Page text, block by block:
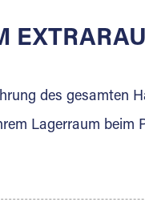
jetzt Extraraum
des gesamten
Lagerraum beim